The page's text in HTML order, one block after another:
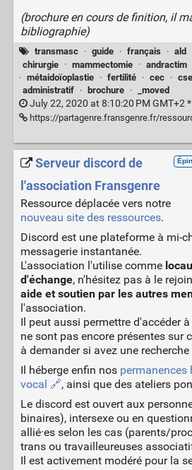
(brochure en cours de finition, il
bibliographie)
transmasc · guide · français · ald
chirurgie
· mammectomie · andractim
· métaidoïoplastie · fertilité · cec ·
administratif
· brochure · _moved
July 22, 2020 at 8:10:20 PM GMT+2 *
https://partagenre.fransgenre.fr/
Serveur discord de
l'association Fransgenre
Ressource déplacée vers notre
nouveau site des ressources.
Discord est une plateforme à mi-
messagerie instantanée.
L'association l'utilise comme
d'échange, n'hésitez pas à le
aide et soutien par les autres
l'association.
Il peut aussi permettre d'accéder
ne sont pas encore présentes sur
à demander si avez une
Il héberge enfin nos permanences
vocal 🔗, ainsi que des ateliers
Le discord est ouvert aux
binaires), intersexe ou en
allié·es selon les cas (parents/
trans ou travailleureuses
Il est activement modéré pour la